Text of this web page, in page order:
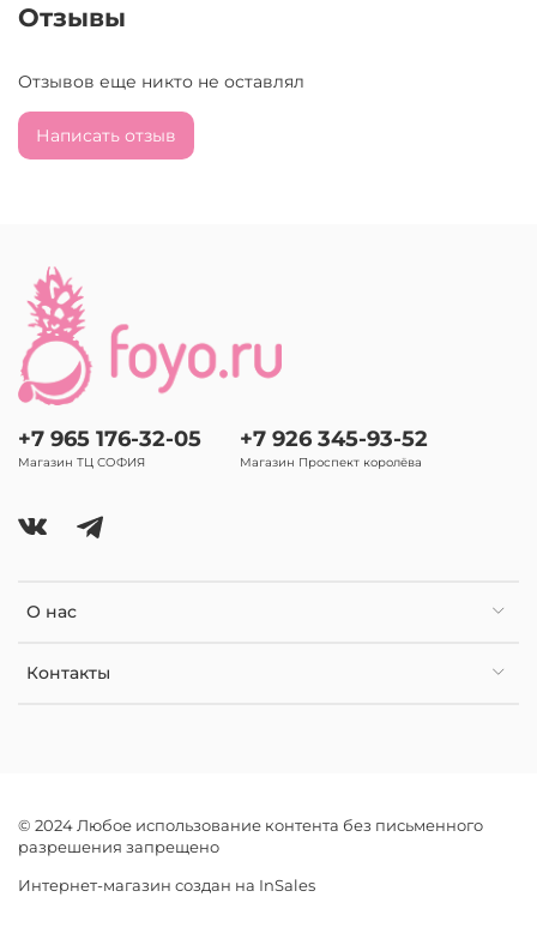
Отзывы
Отзывов еще никто не оставлял
Написать отзыв
О нас
Контакты
+7 965 176-32-05
Магазин ТЦ СОФИЯ
+7 926 345-93-52
Магазин Проспект королёва
© 2024 Любое использование контента без письменного
разрешения запрещено
Интернет-магазин создан на InSales